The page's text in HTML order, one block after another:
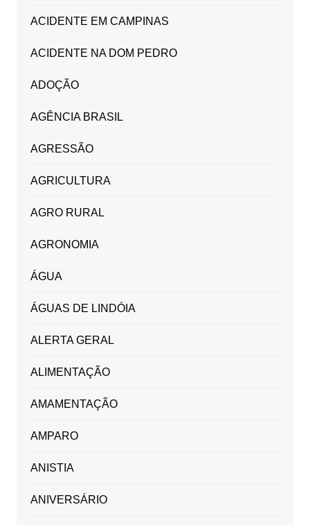
ACIDENTE EM CAMPINAS
ACIDENTE NA DOM PEDRO
ADOÇÃO
AGÊNCIA BRASIL
AGRESSÃO
AGRICULTURA
AGRO RURAL
AGRONOMIA
ÁGUA
ÁGUAS DE LINDÓIA
ALERTA GERAL
ALIMENTAÇÃO
AMAMENTAÇÃO
AMPARO
ANISTIA
ANIVERSÁRIO